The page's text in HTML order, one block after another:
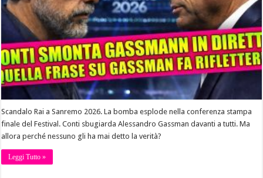
Scandalo Rai a Sanremo 2026. La bomba esplode nella conferenza stampa
finale del Festival. Conti sbugiarda Alessandro Gassman davanti a tutti. Ma
allora perché nessuno gli ha mai detto la verità?
Leggi Tutto »